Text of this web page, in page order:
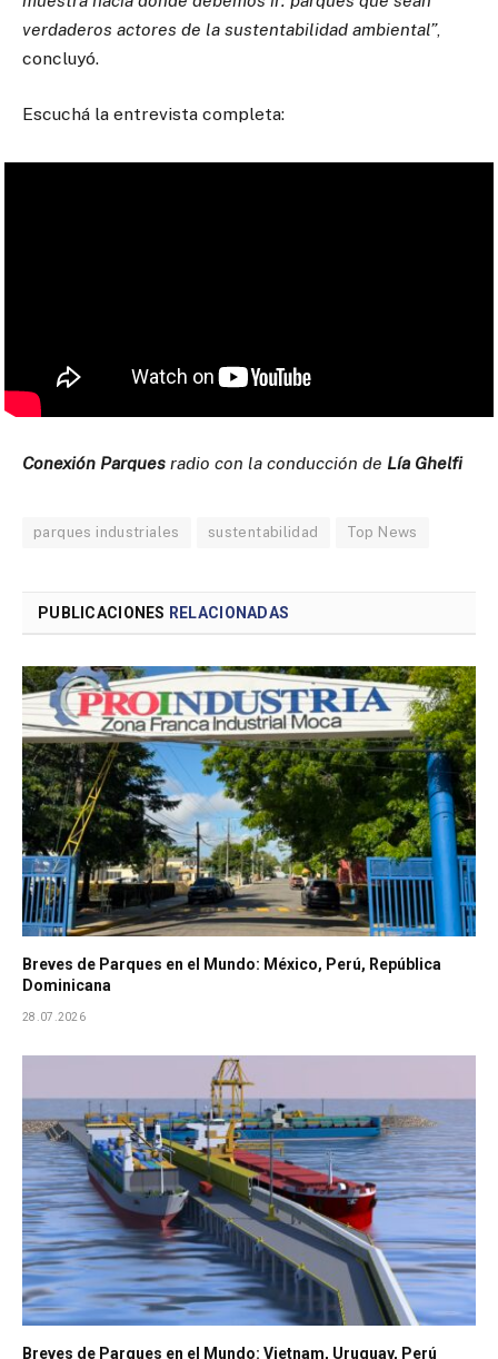
verdaderos actores de la sustentabilidad ambiental”,
concluyó.
Escuchá la entrevista completa:
Conexión Parques radio con la conducción de Lía Ghelfi
parques industriales sustentabilidad Top News
PUBLICACIONES RELACIONADAS
Breves de Parques en el Mundo: México, Perú, República
Dominicana
28.07.2026
Breves de Parques en el Mundo: Vietnam, Uruguay, Perú